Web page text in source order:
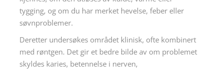
tygging, og om du har merket hevelse, feber eller
søvnproblemer.
Deretter undersøkes området klinisk, ofte kombinert
med røntgen. Det gir et bedre bilde av om problemet
skyldes karies, betennelse i nerven,